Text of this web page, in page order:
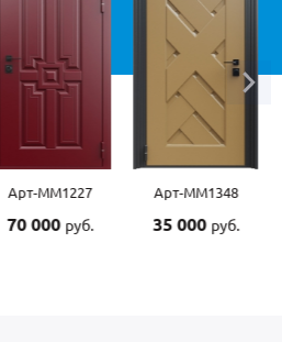
Арт-ММ1227
70 000 руб.
Арт-ММ1348
35 000 руб.